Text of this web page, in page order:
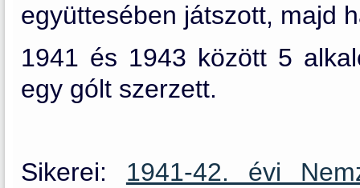
együttesében játszott, majd
1941 és 1943 között 5
egy gólt szerzett.
Sikerei: 1941-42. évi